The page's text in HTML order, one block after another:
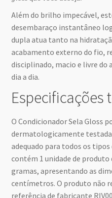
Além do brilho impecável,
desembaraço instantâneo
dupla atua tanto na
acabamento externo do fio,
disciplinado, macio e livre do
dia a dia.
Especificações
O Condicionador Sela Gloss
dermatologicamente testada
adequado para todos os
contém 1 unidade de produto
gramas, apresentando as
centímetros. O produto não
referência de fabricante